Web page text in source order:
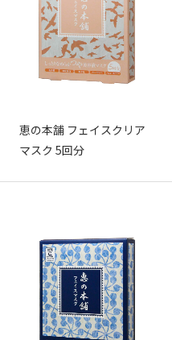
恵の本舗 フェイスクリア
マスク 5回分